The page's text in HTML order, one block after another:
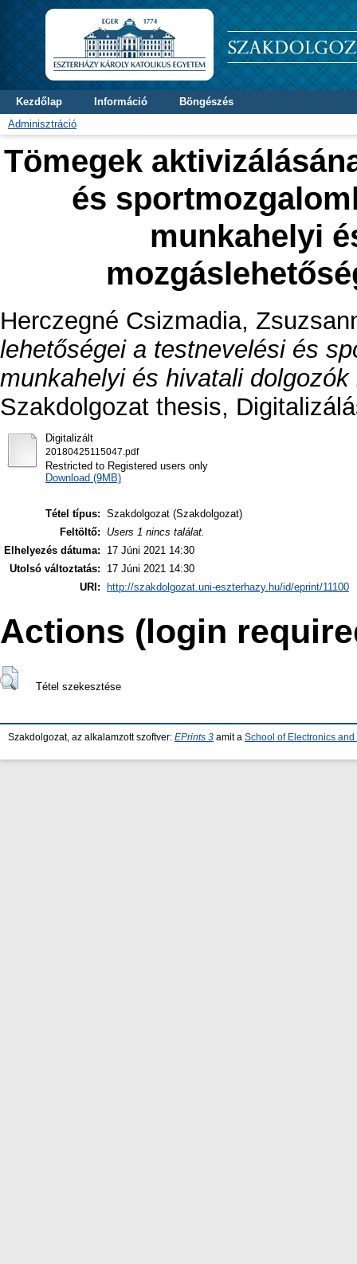
Kezdőlap Információ
Böngészés
Adminisztráció
Tömegek
és
munkahelyi
Herczegné Csizmadia,
lehetőségei a testnevelési és
munkahelyi és hivatali
Szakdolgozat thesis,
Digitalizált
20180425115047.pdf
Restricted to Registered users only
Download (9MB)
Tétel típus: Szakdolgozat (Szakdolgozat)
Feltöltő:
Users 1 nincs találat.
Elhelyezés dátuma:
17 Júni 2021 14:30
Utolsó változtatás:
17 Júni 2021 14:30
URI:
http://szakdolgozat.uni-eszterhazy.hu/id/eprint/11100
Actions (login
Tétel szekesztése
Szakdolgozat, az alkalamzott szoftver: EPrints 3 amit a School of Electronics